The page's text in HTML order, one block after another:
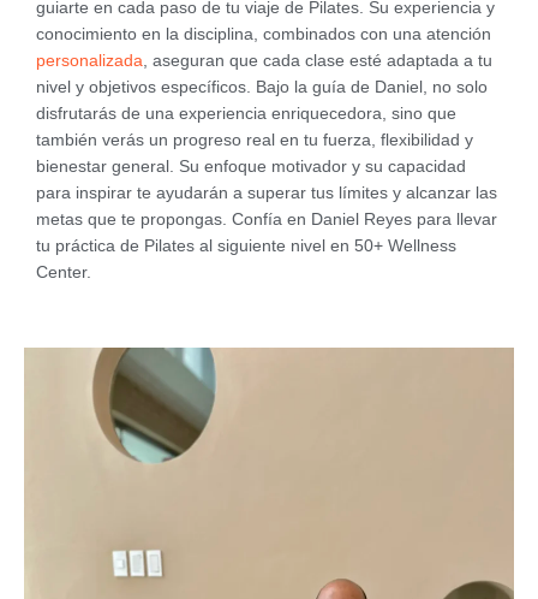
guiarte en cada paso de tu viaje de Pilates. Su experiencia y
conocimiento en la disciplina, combinados con una atención
personalizada , aseguran que cada clase esté adaptada a tu
nivel y objetivos específicos. Bajo la guía de Daniel, no solo
disfrutarás de una experiencia enriquecedora, sino que
también verás un progreso real en tu fuerza, flexibilidad y
bienestar general. Su enfoque motivador y su capacidad
para inspirar te ayudarán a superar tus límites y alcanzar las
metas que te propongas. Confía en Daniel Reyes para llevar
tu práctica de Pilates al siguiente nivel en 50+ Wellness
Center.